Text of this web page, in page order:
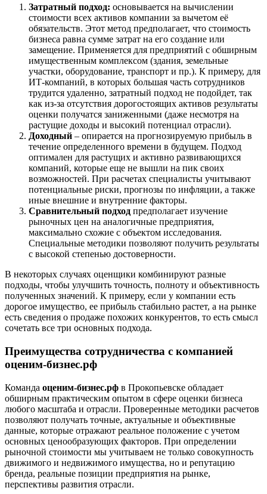
Затратный подход: основывается на вычислении
стоимости всех активов компании за вычетом её
обязательств. Этот метод предполагает, что стоимость
бизнеса равна сумме затрат на его создание или
замещение. Применяется для предприятий с обширным
имущественным комплексом (здания, земельные
участки, оборудование, транспорт и пр.). К примеру, для
ИТ-компаний, в которых большая часть сотрудников
трудится удаленно, затратный подход не подойдет, так
как из-за отсутствия дорогостоящих активов результаты
оценки получатся заниженными (даже несмотря на
растущие доходы и высокий потенциал отрасли).
Доходный – опирается на прогнозируемую прибыль в
течение определенного времени в будущем. Подход
оптимален для растущих и активно развивающихся
компаний, которые еще не вышли на пик своих
возможностей. При расчетах специалисты учитывают
потенциальные риски, прогнозы по инфляции, а также
иные внешние и внутренние факторы.
Сравнительный подход предполагает изучение
рыночных цен на аналогичные предприятия,
максимально схожие с объектом исследования.
Специальные методики позволяют получить результаты
с высокой степенью достоверности.
В некоторых случаях оценщики комбинируют разные
подходы, чтобы улучшить точность, полноту и объективность
полученных значений. К примеру, если у компании есть
дорогое имущество, ее прибыль стабильно растет, а на рынке
есть сведения о продаже похожих конкурентов, то есть смысл
сочетать все три основных подхода.
Преимущества сотрудничества с компанией
оценим-бизнес.рф
Команда оценим-бизнес.рф в Прокопьевске обладает
обширным практическим опытом в сфере оценки бизнеса
любого масштаба и отрасли. Проверенные методики расчетов
позволяют получать точные, актуальные и объективные
данные, которые отражают реальное положение с учетом
основных ценообразующих факторов. При определении
рыночной стоимости мы учитываем не только совокупность
движимого и недвижимого имущества, но и репутацию
бренда, реальные позиции предприятия на рынке,
перспективы развития отрасли.
Выкса
Вязники
Вятские Поляны
Гатчина
Геленджик
Георгиевск
Горно-Алтайск
Городец
Горячий Ключ
Грозный
Губкинский
Гулькевичи
Дедовск
Дербент
Джанкой
Дзержинск
Димитровград
Дмитров
Домодедово
Донецк
Дубна
Дюртюли
Евпатория
Егорьевск
Ейск
Екатеринбург